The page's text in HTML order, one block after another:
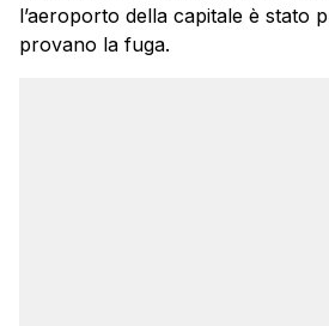
l’aeroporto della capitale è stato
provano la fuga.